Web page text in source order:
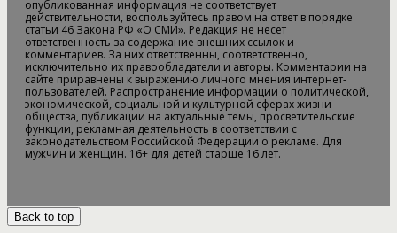
опубликованная информация не соответствует
действительности, воспользуйтесь правом на ответ в порядке
статьи 46 Закона РФ «О СМИ». Редакция не несет
ответственность за содержание внешних ссылок и
комментариев. За них ответственны, соответственно,
исключительно их правообладатели и авторы. Комментарии на
сайте приравнены к выражению личного мнения интернет-
пользователей. Распространение информации о политической,
экономической, социальной и культурной сферах жизни
общества, публикации на актуальные темы, просветительские
функции, рекламная деятельность в соответствии с
законодательством Российской Федерации о рекламе. Для
мужчин и женщин. 16+ для детей старше 16 лет.
Back to top